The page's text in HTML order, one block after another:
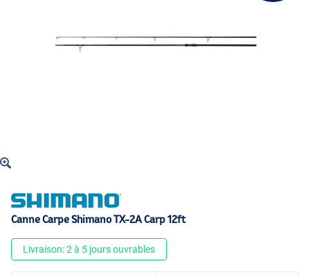
Canne Carpe Shimano TX-2A Carp 12ft
Livraison: 2 à 5 jours ouvrables